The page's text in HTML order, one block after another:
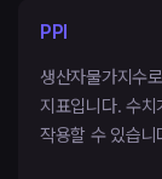
PPI
생산자물가지수
지표입니다. 수
작용할 수 있습니